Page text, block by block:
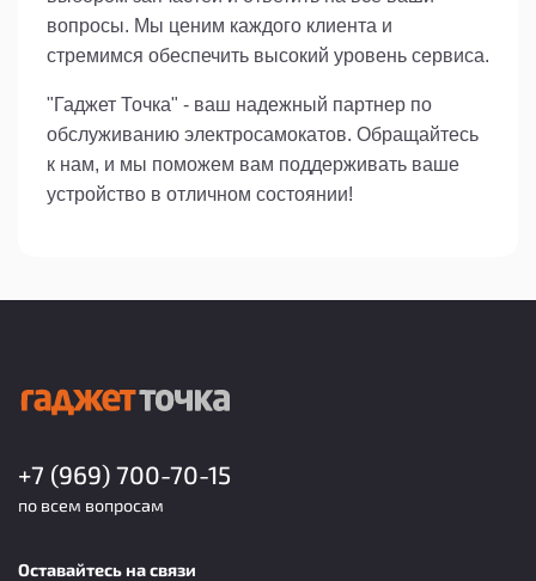
вопросы. Мы ценим каждого клиента и
стремимся обеспечить высокий уровень сервиса.
"Гаджет Точка" - ваш надежный партнер по
обслуживанию электросамокатов. Обращайтесь
к нам, и мы поможем вам поддерживать ваше
устройство в отличном состоянии!
+7 (969) 700-70-15
по всем вопросам
Оставайтесь на связи